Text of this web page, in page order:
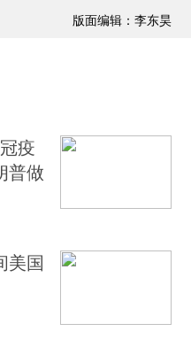
版面编辑：李东昊
疫
普做
美国